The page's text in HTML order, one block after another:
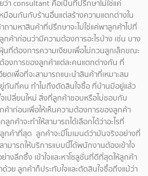
ว่า consultant คือเป็นที่ปรึกษาไม่ใช่แค่
อนกันกับร้านอื่นแต่สร้างความแตกต่างใน
ถามหาสินค้าที่ปรึกษาจะไม่ใช่แค่พาลูกค้าไปที่
ค้าก่อนว่ามีความต้องการอะไรบ้าง เช่น บาง
ที่ต้องการความเงียบเพื่อไม่กวนลูกเล็กขณะ
องการของลูกค้าแต่ละคนแตกต่างกัน ที่
ยดเพื่อที่จะสามารถแนะนำสินค้าที่เหมาะสม
กันกี่คน ทำไมถึงตัดสินใจซื้อ ที่บ้านมีอยู่แล้ว
เปลี่ยนใหม่ สิ่งที่ลูกค้าชอบหรือไม่ชอบกับ
าก่อนเพื่อให้เห็นความต้องการของลูกค้า
กค้าจะทำให้สามารถได้เลือกได้ว่าอะไรที่
กค้าที่สุด ลูกค้าจะมีโมเมนต์ว่ามันจริงอย่างที่
มารถให้บริการแบบนี้ได้พนักงานต้องเข้าใจ
งลึกซึ้ง เข้าใจและหาโซลูชั่นที่ดีที่สุดให้ลูกค้า
วย ลูกค้าก็ประทับใจและตัดสินใจซื้อถึงแม้ว่า